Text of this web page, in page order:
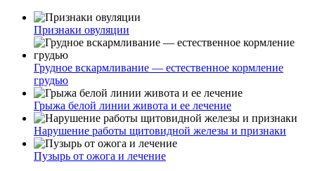
Признаки овуляции
Грудное вскармливание — естественное кормление
грудью
Грыжа белой линии живота и ее лечение
Нарушение работы щитовидной железы и признаки
Пузырь от ожога и лечение